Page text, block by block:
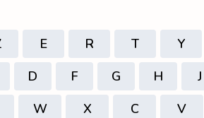
E R T Y
D F G H J
W X C V